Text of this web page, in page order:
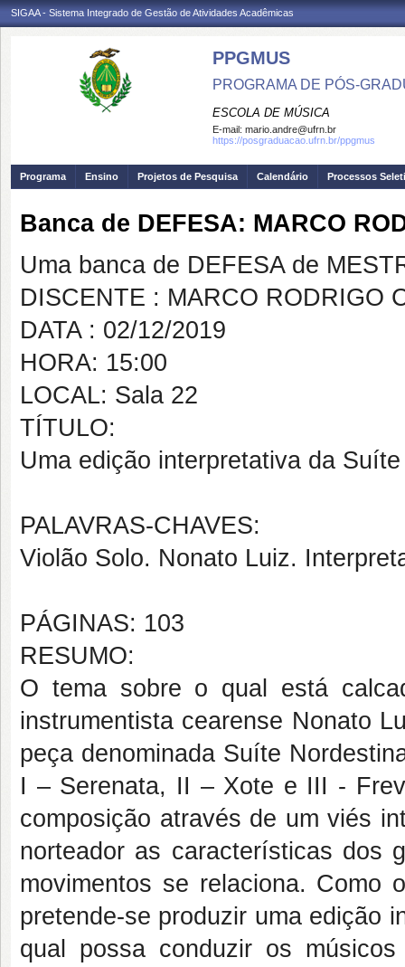
SIGAA - Sistema Integrado de Gestão de Atividades Acadêmicas
PPGMUS
PROGRAMA DE PÓS-
ESCOLA DE MÚSICA
E-mail: mario.andre@ufrn.br
https://posgraduacao.ufrn.br/ppgmus
Programa Ensino Projetos de Pesquisa Calendário Processos
Banca de DEFESA: MARCO
Uma banca de DEFESA de
DISCENTE : MARCO RODRIGO
DATA : 02/12/2019
HORA: 15:00
LOCAL: Sala 22
TÍTULO:
Uma edição interpretativa da
PALAVRAS-CHAVES:
Violão Solo. Nonato Luiz.
PÁGINAS: 103
RESUMO:
O tema sobre o qual está
instrumentista cearense Nonato
peça denominada Suíte
I – Serenata, II – Xote e III -
composição através de um viés
norteador as características dos
movimentos se relaciona. Como
pretende-se produzir uma edição
qual possa conduzir os